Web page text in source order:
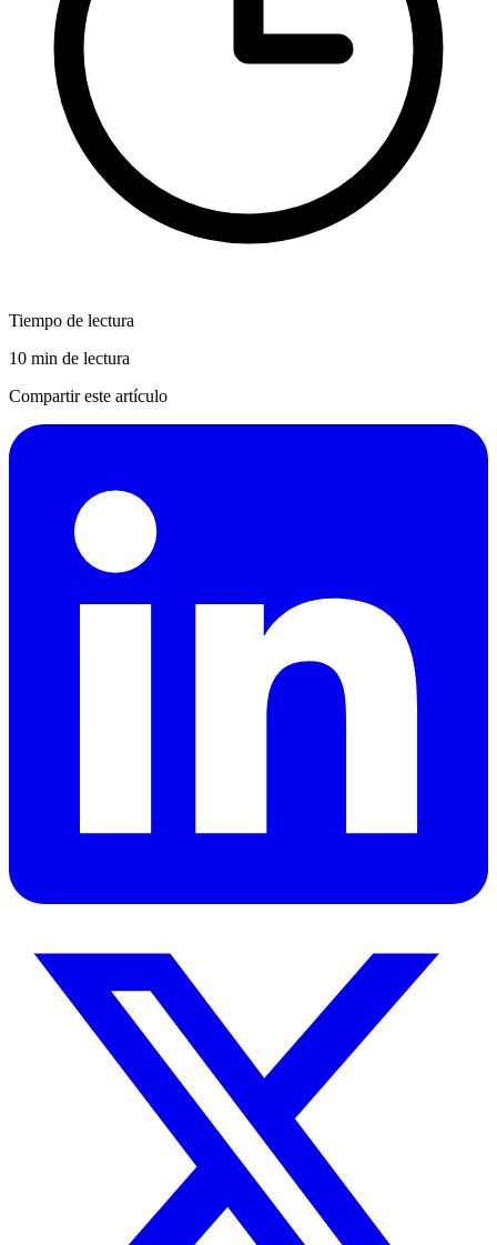
Tiempo de lectura
10 min de lectura
Compartir este artículo